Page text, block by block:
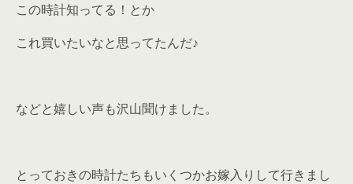
この時計知ってる！とか
これ買いたいなと思ってたんだ♪
などと嬉しい声も沢山聞けました。
とっておきの時計たちもいくつかお嫁入りして行きまし